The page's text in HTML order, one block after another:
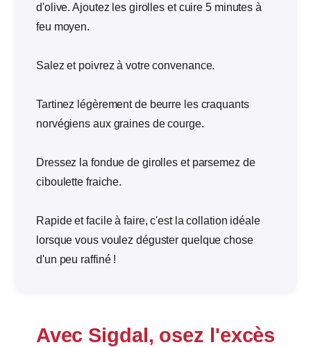
d'olive. Ajoutez les girolles et cuire 5 minutes à
feu moyen.
Salez et poivrez à votre convenance.
Tartinez légèrement de beurre les craquants
norvégiens aux graines de courge.
Dressez la fondue de girolles et parsemez de
ciboulette fraiche.
Rapide et facile à faire, c'est la collation idéale
lorsque vous voulez déguster quelque chose
d'un peu raffiné !
Avec Sigdal, osez l'excès